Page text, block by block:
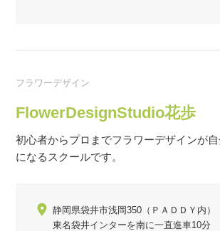
フラワーデザイン
FlowerDesignStudio花歩
初心者からプロまでフラワーデザインが自
になるスクールです。
静岡県袋井市浅岡350（ＰＡＤＤＹ内）
東名袋井インターを南に一直進車10分